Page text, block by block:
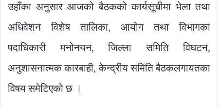
उहाँका अनुसार आजको बैठकको कार्यसूचीमा भेला तथा
अधिवेशन विशेष तालिका, आयोग तथा विभागका
पदाधिकारी मनोनयन, जिल्ला समिति विघटन,
अनुशासनात्मक कारबाही, केन्द्रीय समिति बैठकलगायतका
विषय समेटिएको छ ।